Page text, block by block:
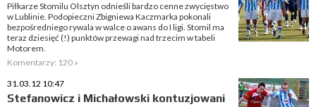
Piłkarze Stomilu Olsztyn odnieśli bardzo cenne zwycięstwo
w Lublinie. Podopieczni Zbigniewa Kaczmarka pokonali
bezpośredniego rywala w walce o awans do I ligi. Stomil ma
teraz dziesięć (!) punktów przewagi nad trzecim w tabeli
Motorem.
Komentarzy: 120 »
31.03.12 10:47
Stefanowicz i Michałowski kontuzjowani